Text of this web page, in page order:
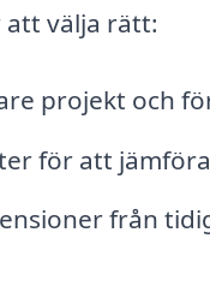
välja rätt:
projekt och
för att
från